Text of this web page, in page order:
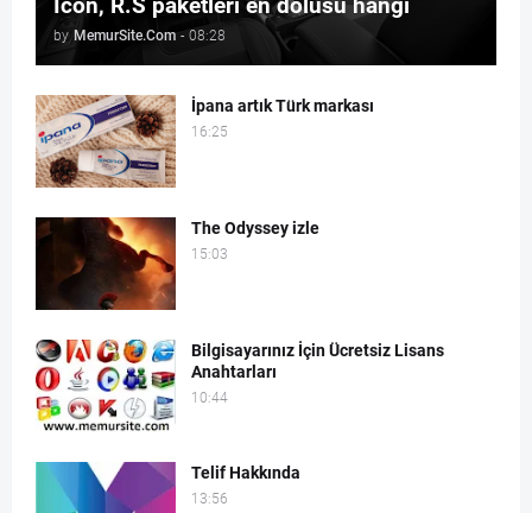
by MemurSite.Com - 08:28
İpana artık Türk markası
16:25
The Odyssey izle
15:03
Bilgisayarınız İçin Ücretsiz Lisans
Anahtarları
10:44
Telif Hakkında
13:56